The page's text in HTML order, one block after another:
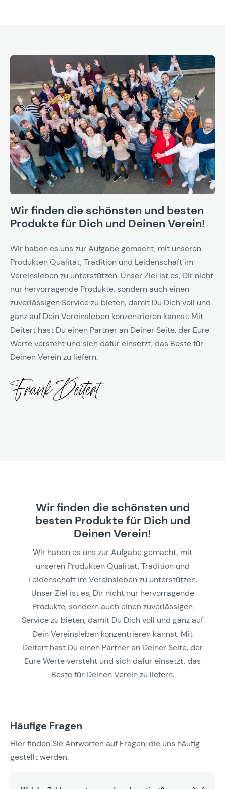
Wir finden die schönsten und besten
Produkte für Dich und Deinen Verein!
Wir haben es uns zur Aufgabe gemacht, mit unseren
Produkten Qualität, Tradition und Leidenschaft im
Vereinsleben zu unterstützen. Unser Ziel ist es, Dir nicht
nur hervorragende Produkte, sondern auch einen
zuverlässigen Service zu bieten, damit Du Dich voll und
ganz auf Dein Vereinsleben konzentrieren kannst. Mit
Deitert hast Du einen Partner an Deiner Seite, der Eure
Werte versteht und sich dafür einsetzt, das Beste für
Deinen Verein zu liefern.
Wir finden die schönsten und
besten Produkte für Dich und
Deinen Verein!
Wir haben es uns zur Aufgabe gemacht, mit
unseren Produkten Qualität, Tradition und
Leidenschaft im Vereinsleben zu unterstützen.
Unser Ziel ist es, Dir nicht nur hervorragende
Produkte, sondern auch einen zuverlässigen
Service zu bieten, damit Du Dich voll und ganz auf
Dein Vereinsleben konzentrieren kannst. Mit
Deitert hast Du einen Partner an Deiner Seite, der
Eure Werte versteht und sich dafür einsetzt, das
Beste für Deinen Verein zu liefern.
Häufige Fragen
Hier finden Sie Antworten auf Fragen, die uns häufig
gestellt werden.